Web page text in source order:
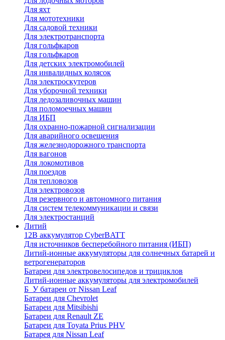
Для яхт
Для мототехники
Для садовой техники
Для электротранспорта
Для гольфкаров
Для гольфкаров
Для детских электромобилей
Для инвалидных колясок
Для электроскутеров
Для уборочной техники
Для ледозаливочных машин
Для поломоечных машин
Для ИБП
Для охранно-пожарной сигнализации
Для аварийного освещения
Для железнодорожного транспорта
Для вагонов
Для локомотивов
Для поездов
Для тепловозов
Для электровозов
Для резервного и автономного питания
Для систем телекоммуникации и связи
Для электростанций
Литий
12В аккумулятор CyberBATT
Для источников бесперебойного питания (ИБП)
Литий-ионные аккумуляторы для солнечных батарей и
ветрогенераторов
Батареи для электровелосипедов и трициклов
Литий-ионные аккумуляторы для электромобилей
Б_У батареи от Nissan Leaf
Батареи для Chevrolet
Батареи для Mitsibishi
Батареи для Renault ZE
Батареи для Toyata Prius PHV
Батарея для Nissan Leaf